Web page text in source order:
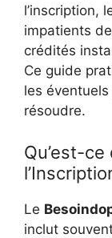
l’inscription,
impatients
crédités
Ce guide
les
résoudre.
Qu’est-ce
Le
inclut